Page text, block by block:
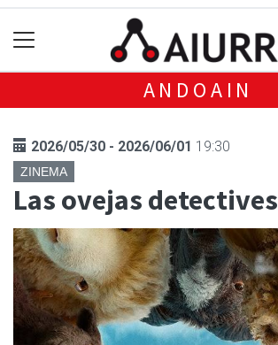
ANDOAIN
2026/05/30 - 2026/06/01 19:30
ZINEMA
Las ovejas detectives